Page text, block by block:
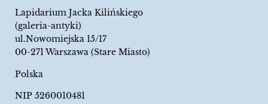
Lapidarium Jacka Kilińskiego
(galeria-antyki)
ul.Nowomiejska 15/17
00-271 Warszawa (Stare Miasto)
Polska
NIP 5260010481